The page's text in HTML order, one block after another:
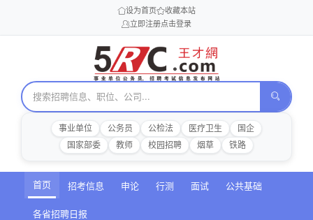
设为首页
收藏本站
立即注册点击登录
事业单位 公务员 公检法 医疗卫生
国企
国家部委
教师 校园招聘 烟草 铁路
首页 招考信息 申论 行测 面试 公共基础
各省招聘日报